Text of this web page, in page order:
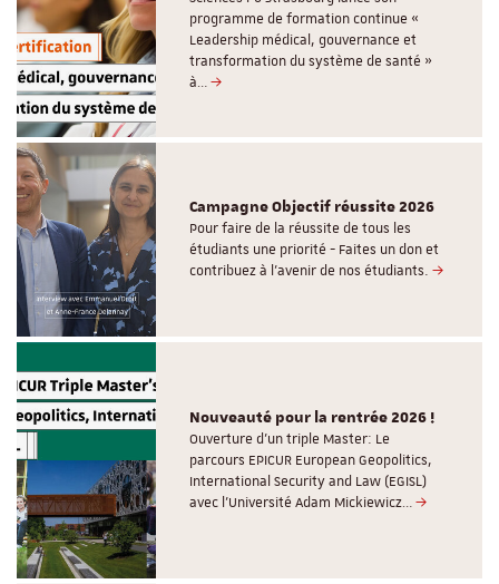
programme de formation continue «
Leadership médical, gouvernance et
transformation du système de santé »
à…
Campagne Objectif réussite 2026
Pour faire de la réussite de tous les
étudiants une priorité - Faites un don et
contribuez à l’avenir de nos étudiants.
Nouveauté pour la rentrée 2026 !
Ouverture d'un triple Master: Le
parcours EPICUR European Geopolitics,
International Security and Law (EGISL)
avec l’Université Adam Mickiewicz…